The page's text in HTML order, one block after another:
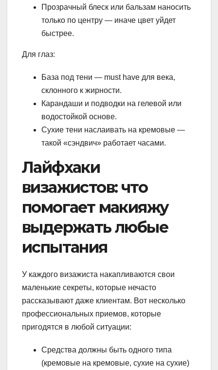
Прозрачный блеск или бальзам наносить
только по центру — иначе цвет уйдет
быстрее.
Для глаз:
База под тени — must have для века,
склонного к жирности.
Карандаши и подводки на гелевой или
водостойкой основе.
Сухие тени наслаивать на кремовые —
такой «сэндвич» работает часами.
Лайфхаки
визажистов: что
помогает макияжу
выдержать любые
испытания
У каждого визажиста накапливаются свои
маленькие секреты, которые нечасто
рассказывают даже клиентам. Вот несколько
профессиональных приемов, которые
пригодятся в любой ситуации:
Средства должны быть одного типа
(кремовые на кремовые, сухие на сухие)